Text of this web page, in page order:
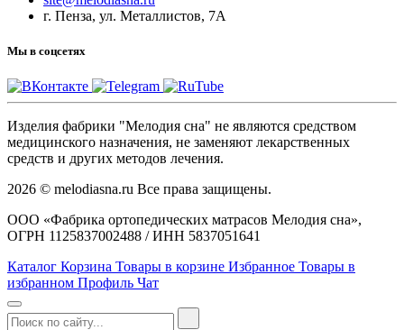
г. Пенза, ул. Металлистов, 7А
Мы в соцсетях
Изделия фабрики "Мелодия сна" не являются средством
медицинского назначения, не заменяют лекарственных
средств и других методов лечения.
2026 © melodiasna.ru Все права защищены.
ООО «Фабрика ортопедических матрасов Мелодия сна»,
ОГРН 1125837002488 / ИНН 5837051641
Каталог Корзина Товары в корзине Избранное Товары в
избранном Профиль Чат